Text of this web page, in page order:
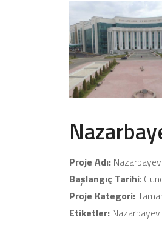
Proje Adı:
Başlangıç Tarihi:
Proje Kategori:
Etiketler: